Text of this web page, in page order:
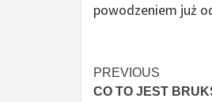
powodzeniem już
Czytaj
PREVIOUS
CO TO JEST